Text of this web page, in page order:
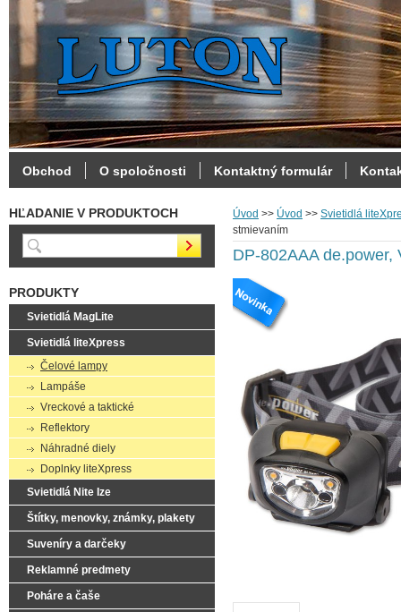
Úvod >> Úvod >> Svietidlá
stmievaním
DP-802AAA
HĽADANIE V PRODUKTOCH
PRODUKTY
Svietidlá MagLite
Svietidlá liteXpress
Čelové lampy
Lampáše
Vreckové a taktické
Reflektory
Náhradné diely
Doplnky liteXpress
Svietidlá Nite Ize
Štítky, menovky, známky, plakety
Suveníry a darčeky
Reklamné predmety
Poháre a čaše
Obchod O spoločnosti Kontaktný formulár